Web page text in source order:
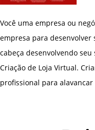
Você uma empresa ou
empresa para desenvolver
cabeça desenvolvendo
Criação de Loja Virtual.
profissional para